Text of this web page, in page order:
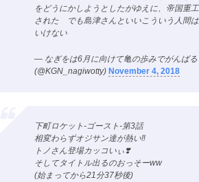
をどうにかしようとしたがゆえに、帝国重
された でも島津さんといいこういう人間
いけない
— なぎをは6月に向けて亀の歩みでがんばる
(@KGN_nagiwotty) November 4, 2018
下町ロケット-ゴースト-第3話
相変わらずオジサン達が熱い‼︎
トノさん登場カッコいぃ❣️
そしてタイトル出るのおっそーww
(始まってから21分37秒後)